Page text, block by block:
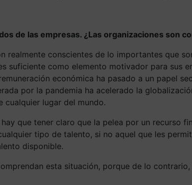
de las empresas. ¿Las organizaciones son
realmente conscientes de lo importantes que
suficiente como elemento motivador para sus
económica ha pasado a un papel
por la pandemia ha acelerado la
cualquier lugar del mundo.
que tener claro que la pelea por un
tipo de talento, si no aquel que les
disponible.
esta situación, porque de lo